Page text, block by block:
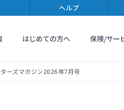
ヘルプ
はじめての方へ 保険/サー
ターズマガジン2026年7月号